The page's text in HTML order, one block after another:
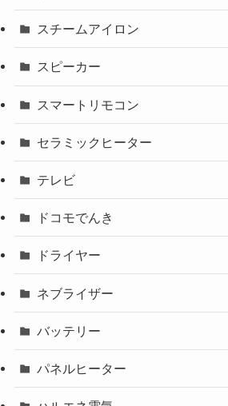
スチームアイロン
スピーカー
スマートリモコン
セラミックヒーター
テレビ
ドコモでんき
ドライヤー
ネブライザー
バッテリー
パネルヒーター